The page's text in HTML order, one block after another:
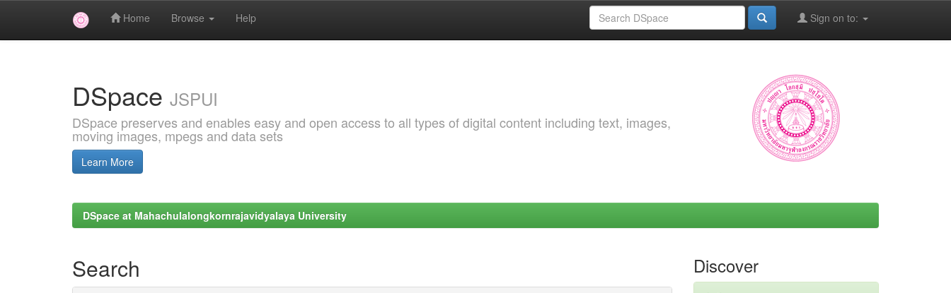
Home Browse Help Sign on to:
DSpace JSPUI
DSpace preserves and enables easy and open access to all types of digital content including text, images,
moving images, mpegs and data sets
Learn More
DSpace at Mahachulalongkornrajavidyalaya University
Search Discover